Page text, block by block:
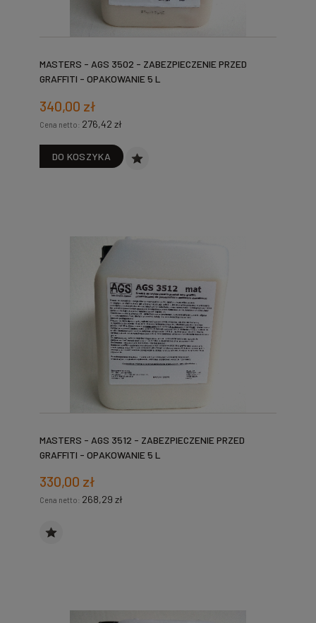
MASTERS - AGS 3502 - ZABEZPIECZENIE PRZED
GRAFFITI - OPAKOWANIE 5 L
340,00 zł
Cena netto: 276,42 zł
DO KOSZYKA
MASTERS - AGS 3512 - ZABEZPIECZENIE PRZED
GRAFFITI - OPAKOWANIE 5 L
330,00 zł
Cena netto: 268,29 zł